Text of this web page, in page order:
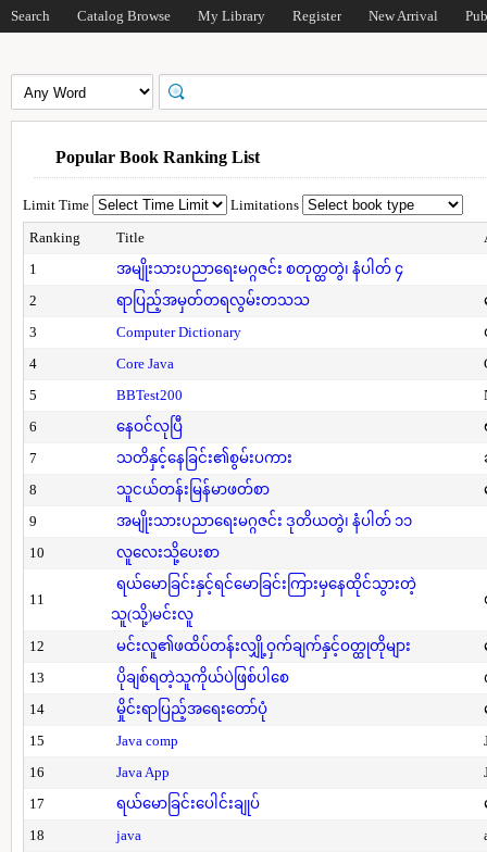
Search Catalog Browse My Library Register New Arrival
Popular Book Ranking List
Limit Time
Limitations
Ranking
Title
1
အမျိုးသားပညာရေးမဂ္ဂဇင်း စတုတ္ထတွဲ၊ နံပါတ် ၄
2
ရာပြည့်အမှတ်တရလွမ်းတသသ
3
Computer Dictionary
4
Core Java
5
BBTest200
6
နေဝင်လုပြီ
7
သတိနှင့်နေခြင်း၏စွမ်းပကား
8
သူငယ်တန်းမြန်မာဖတ်စာ
9
အမျိုးသားပညာရေးမဂ္ဂဇင်း ဒုတိယတွဲ၊ နံပါတ် ၁၁
10
လူလေးသို့ပေးစာ
11
ရယ်မောခြင်းနှင့်ရင်မောခြင်းကြားမှနေထိုင်သွားတဲ့
သူ(သို့)မင်းလူ
12 မင်းလူ၏ဖထိပ်တန်းလျှို့ဝှက်ချက်နှင့်ဝတ္ထုတိုများ
13
ပိုချစ်ရတဲ့သူကိုယ်ပဲဖြစ်ပါစေ
14
မှိုင်းရာပြည့်အရေးတော်ပုံ
15
Java comp
16
Java App
17
ရယ်မောခြင်းပေါင်းချုပ်
18
java